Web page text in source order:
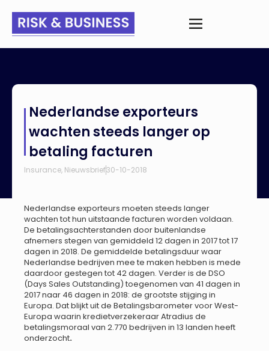
langer op betaling facturen
Nederlandse exporteurs
wachten steeds langer op
betaling facturen
Insurance, Nieuwsbrief30-10-2018
Nederlandse exporteurs moeten steeds langer
wachten tot hun uitstaande facturen worden voldaan.
De betalingsachterstanden door buitenlandse
afnemers stegen van gemiddeld 12 dagen in 2017 tot 17
dagen in 2018. De gemiddelde betalingsduur waar
Nederlandse bedrijven mee te maken hebben is mede
daardoor gestegen tot 42 dagen. Verder is de DSO
(Days Sales Outstanding) toegenomen van 41 dagen in
2017 naar 46 dagen in 2018: de grootste stijging in
Europa. Dat blijkt uit de Betalingsbarometer voor West-
Europa waarin kredietverzekeraar Atradius de
betalingsmoraal van 2.770 bedrijven in 13 landen heeft
onderzocht.